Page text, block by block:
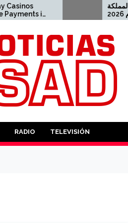
أفضل كازينو اون لاين المملكة
2021-08-04 كازينو USDT
RADIO TELEVISIÓN